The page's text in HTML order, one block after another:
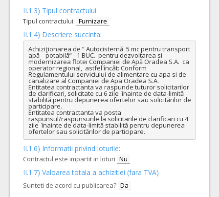
II.1.3) Tipul contractului
Tipul contractului: Furnizare
II.1.4) Descriere succinta:
Achiziţionarea de ” Autocisternă  5 mc pentru transport
apă    potabilă” - 1 BUC.  pentru dezvoltarea si
modernizarea flotei Companiei de Apă Oradea S.A.  ca
operator regional,  astfel încât: Conform
Regulamentului serviciului de alimentare cu apa si de
canalizare al Companiei de Apa Oradea S.A.
Entitatea contractanta va raspunde tuturor solicitarilor
de clarificari, solicitate cu 6 zile  înainte de data-limită
stabilită pentru depunerea ofertelor sau solicitărilor de
participare.
Entitatea contractanta va posta
raspunsul/raspunsurile la solicitarile de clarificari cu 4
zile  înainte de data-limită stabilită pentru depunerea
ofertelor sau solicitărilor de participare.
II.1.6) Informatii privind loturile:
Contractul este impartit in loturi Nu
II.1.7) Valoarea totala a achizitiei (fara TVA)
Sunteti de acord cu publicarea? Da